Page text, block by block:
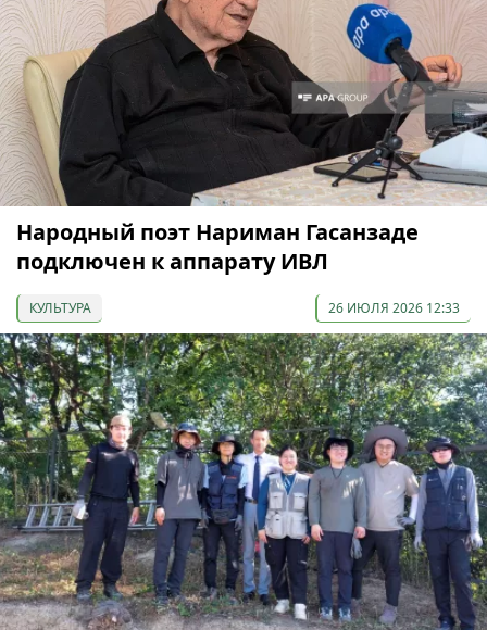
Народный поэт Нариман Гасанзаде
подключен к аппарату ИВЛ
КУЛЬТУРА 26 ИЮЛЯ 2026 12:33